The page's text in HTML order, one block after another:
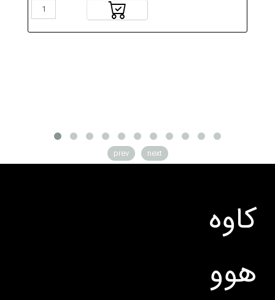
prev next
کاوه
هوو